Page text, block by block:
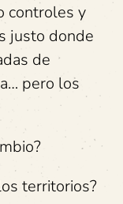
controles y
justo donde
de
pero los
territorios?